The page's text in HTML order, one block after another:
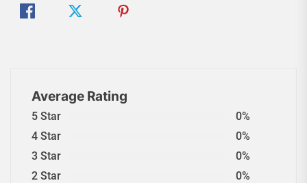
Average Rating
5 Star
0%
4 Star
0%
3 Star
0%
2 Star
0%